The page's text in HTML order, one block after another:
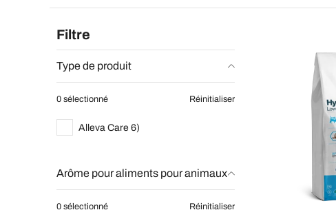
Filtre
Type de produit
0 sélectionné Réinitialiser
Alleva Care 6)
Arôme pour aliments pour animaux
0 sélectionné Réinitialiser